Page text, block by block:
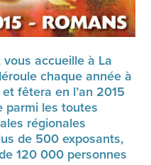
vous accueille à La
chaque année à
fêtera en l’an 2015
parmi les toutes
régionales
de 500 exposants,
120 000 personnes